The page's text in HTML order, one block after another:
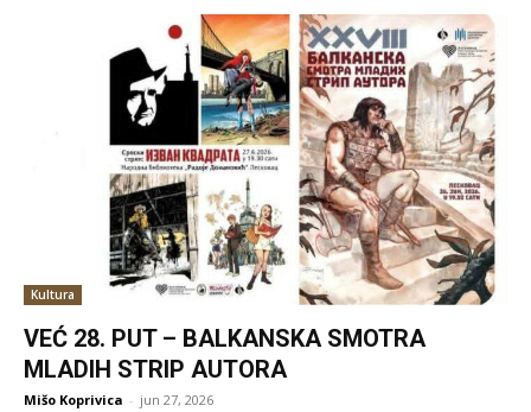
Kultura
VEĆ 28. PUT – BALKANSKA SMOTRA
MLADIH STRIP AUTORA
Mišo Koprivica - jun 27, 2026